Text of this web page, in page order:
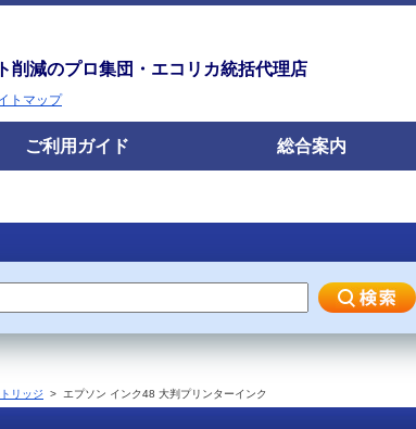
削減のプロ集団・エコリカ統括代理店
トマップ
ご利用ガイド 総合案内
リッジ > エプソン インク48 大判プリンターインク